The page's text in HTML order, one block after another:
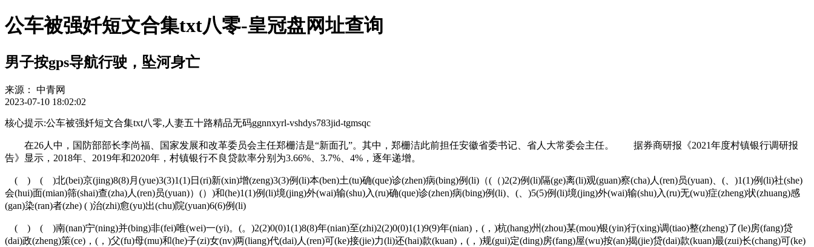
公车被强奷短文合集txt八零-皇冠盘网址查询
男子按gps导航行驶，坠河身亡
来源：
中青网
2023-07-10 18:02:02
核心提示:公车被强奷短文合集txt八零,人妻五十路精品无码ggnnxyrl-vshdys783jid-tgmsqc
在26人中，国防部部长李尚福、国家发展和改革委员会主任郑栅洁是“新面孔”。其中，郑栅洁此前担任安徽省委书记、省人大常委会主任。 据券商研报《2021年度村镇银行调研报
告》显示，2018年、2019年和2020年，村镇银行不良贷款率分别为3.66%、3.7%、4%，逐年递增。
( ) ( )北(bei)京(jing)8(8)月(yue)3(3)1(1)日(ri)新(xin)增(zeng)3(3)例(li)本(ben)土(tu)确(que)诊(zhen)病(bing)例(li)（(（)2(2)例(li)隔(ge)离(li)观(guan)察(cha)人(ren)员(yuan)、(、)1(1)例(li)社(she)
会(hui)面(mian)筛(shai)查(zha)人(ren)员(yuan)）(）)和(he)1(1)例(li)境(jing)外(wai)输(shu)入(ru)确(que)诊(zhen)病(bing)例(li)、(、)5(5)例(li)境(jing)外(wai)输(shu)入(ru)无(wu)症(zheng)状(zhuang)感
(gan)染(ran)者(zhe) ( )治(zhi)愈(yu)出(chu)院(yuan)6(6)例(li)
( ) ( )南(nan)宁(ning)并(bing)非(fei)唯(wei)一(yi)。(。)2(2)0(0)1(1)8(8)年(nian)至(zhi)2(2)0(0)1(1)9(9)年(nian)，(，)杭(hang)州(zhou)某(mou)银(yin)行(xing)调(tiao)整(zheng)了(le)房(fang)贷
(dai)政(zheng)策(ce)，(，)父(fu)母(mu)和(he)子(zi)女(nv)两(liang)代(dai)人(ren)可(ke)接(jie)力(li)还(hai)款(kuan)，(，)规(gui)定(ding)房(fang)屋(wu)按(an)揭(jie)贷(dai)款(kuan)最(zui)长(chang)可(ke)